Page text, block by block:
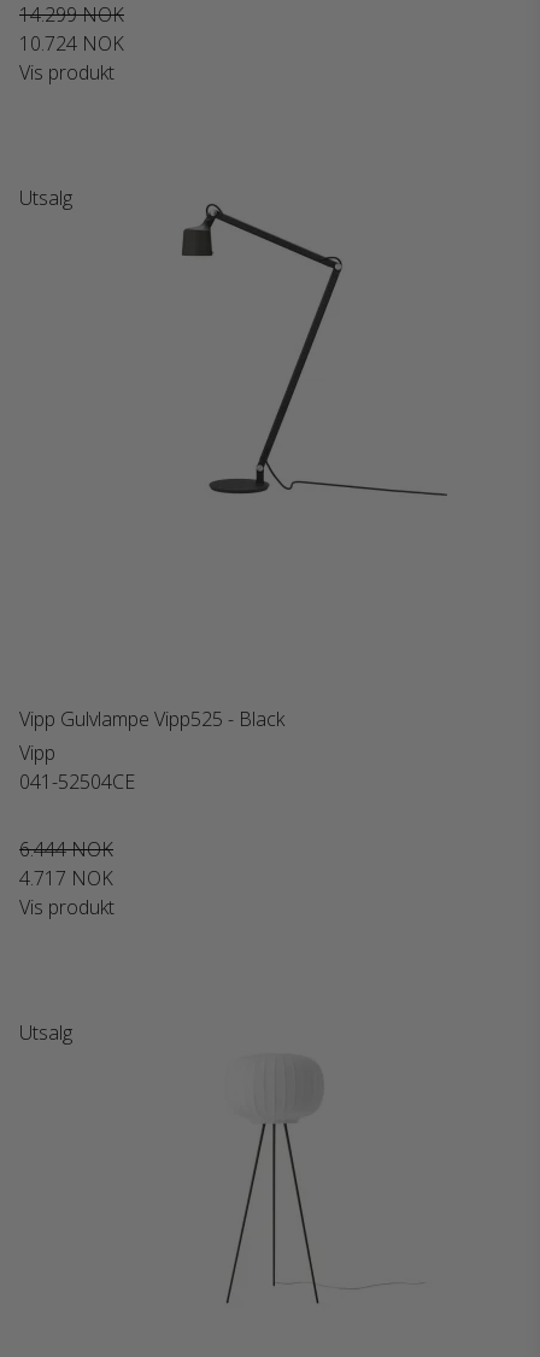
14.299 NOK
10.724 NOK
Vis produkt
Utsalg
Vipp Gulvlampe Vipp525 - Black
Vipp
041-52504CE
6.444 NOK
4.717 NOK
Vis produkt
Utsalg